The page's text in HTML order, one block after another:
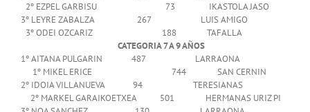
2º EZPEL GARBISU 73 IKASTOLA JASO
3º LEYRE ZABALZA 267 LUIS AMIGO
3º ODEI OZCARIZ 188 TAFALLA
CATEGORIA 7 A 9 AÑOS
1º AITANA PULGARIN 487 LARRAONA
1º MIKEL ERICE 744 SAN CERNIN
2º IDOIA VILLANUEVA 94 TERESIANAS
2º MARKEL GARAIKOETXEA 501 HERMANAS URIZ PI